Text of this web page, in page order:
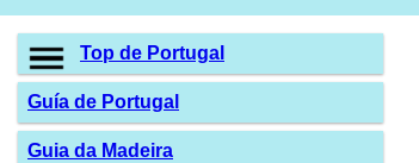
Top de Portugal
Guía de Portugal
Guia da Madeira